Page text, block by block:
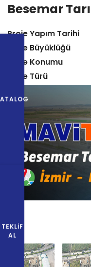
Besemar
Proje Yapım Tarihi
Proje Büyüklüğü
Proje Konumu
Proje Türü
TEKLIF
AL